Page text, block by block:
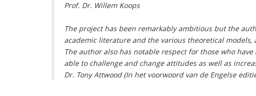
Prof. Dr. Willem Koops
The project has been remarkably ambitious but the
academic literature and the various theoretical
The author also has notable respect for those who
able to challenge and change attitudes as well as
Dr. Tony Attwood (In het voorwoord van de Engelse